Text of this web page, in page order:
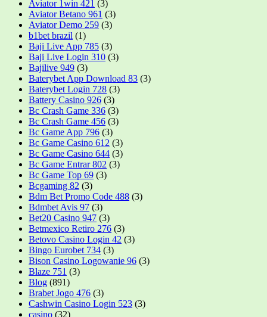
Aviator 1win 421 (3)
Aviator Betano 961 (3)
Aviator Demo 259 (3)
b1bet brazil (1)
Baji Live App 785 (3)
Baji Live Login 310 (3)
Bajilive 949 (3)
Baterybet App Download 83 (3)
Baterybet Login 728 (3)
Battery Casino 926 (3)
Bc Crash Game 336 (3)
Bc Crash Game 456 (3)
Bc Game App 796 (3)
Bc Game Casino 612 (3)
Bc Game Casino 644 (3)
Bc Game Entrar 802 (3)
Bc Game Top 69 (3)
Bcgaming 82 (3)
Bdm Bet Promo Code 488 (3)
Bdmbet Avis 97 (3)
Bet20 Casino 947 (3)
Betmexico Retiro 276 (3)
Betovo Casino Login 42 (3)
Bingo Eurobet 734 (3)
Bison Casino Logowanie 96 (3)
Blaze 751 (3)
Blog (891)
Brabet Jogo 476 (3)
Cashwin Casino Login 523 (3)
casino (32)